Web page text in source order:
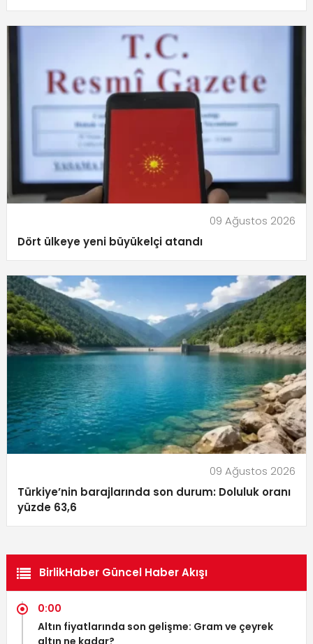
09 Ağustos 2026
Dört ülkeye yeni büyükelçi atandı
09 Ağustos 2026
Türkiye’nin barajlarında son durum: Doluluk oranı
yüzde 63,6
BirlikHaber Güncel Haber Akışı
0:00
Altın fiyatlarında son gelişme: Gram ve çeyrek
altın ne kadar?